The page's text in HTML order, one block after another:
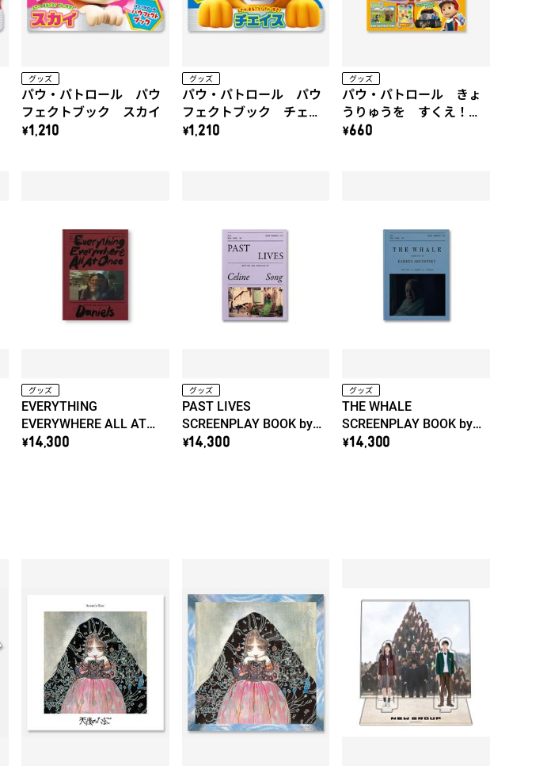
グッズ
パウ・パトロール パウ
フェクトブック スカイ
\1,210
グッズ
パウ・パトロール パウ
フェクトブック チェイ
ス
\1,210
グッズ
パウ・パトロール きょ
うりゅうを すくえ！
ダイノレスキュー
\660
グッズ
EVERYTHING
EVERYWHERE ALL AT
ONCE SCREENPLAY
\14,300
グッズ
PAST LIVES
SCREENPLAY BOOK by
Celine Song
\14,300
グッズ
THE WHALE
SCREENPLAY BOOK by
Darren Aronofsky
\14,300